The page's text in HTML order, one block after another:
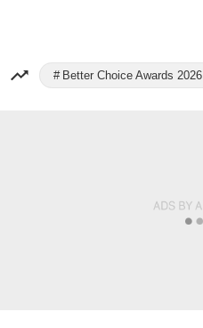
Better Choice Awards 2026